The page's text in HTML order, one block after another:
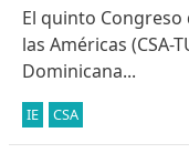
El quinto Congreso
las Américas (CSA-
Dominicana...
IE CSA